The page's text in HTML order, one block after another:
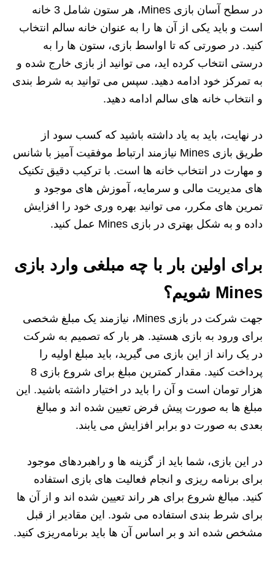
در سطح آسان بازی Mines، هر ستون شامل 3 خانه
است و باید یکی از آن‌ ها را به عنوان خانه سالم انتخاب
کنید. در صورتی که تا اواسط بازی، ستون‌ ها را به
درستی انتخاب کرده‌ اید، می‌ توانید از بازی خارج شده و
به تمرکز خود ادامه دهید. سپس می‌ توانید به شرط‌ بندی
و انتخاب خانه‌ های سالم ادامه دهید.
در نهایت، باید به یاد داشته باشید که کسب سود از
طریق بازی Mines نیازمند ارتباط موفقیت‌ آمیز با شانس
و مهارت در انتخاب خانه‌ ها است. با ترکیب دقیق تکنیک‌
های مدیریت مالی و سرمایه، آموزش‌ های موجود و
تمرین‌ های مکرر، می‌ توانید بهره‌ وری خود را افزایش
داده و به شکل بهتری در بازی Mines عمل کنید.
برای اولین بار با چه مبلغی وارد بازی
Mines شویم؟
جهت شرکت در بازی Mines، نیازمند یک مبلغ شخصی
برای ورود به بازی هستید. هر بار که تصمیم به شرکت
در یک راند از این بازی می‌ گیرید، باید مبلغ اولیه را
پرداخت کنید. مقدار کمترین مبلغ برای شروع بازی 8
هزار تومان است و آن را باید در اختیار داشته باشید. این
مبلغ ها به صورت پیش‌ فرض تعیین شده‌ اند و مبالغ
بعدی به صورت دو برابر افزایش می‌ یابند.
در این بازی، شما باید از گزینه‌ ها و راهبردهای موجود
برای برنامه‌ ریزی و انجام فعالیت‌ های بازی استفاده
کنید. مبالغ شروع برای هر راند تعیین شده‌ اند و از آن‌ ها
برای شرط‌ بندی استفاده می‌ شود. این مقادیر از قبل
مشخص شده‌ اند و بر اساس آن‌ ها باید برنامه‌ریزی کنید.